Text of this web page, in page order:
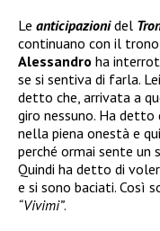
Le anticipazionidel
continuano con il
Alessandro ha
se si sentiva di farla.
detto che, arrivata a
giro nessuno. Ha
nella piena onestà e
perché ormai sente
Quindi ha detto di
e si sono baciati. Così
“Vivimi”.